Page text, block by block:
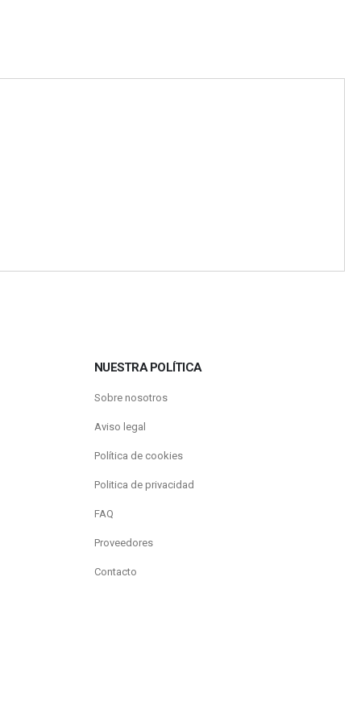
NUESTRA POLÍTICA
Sobre nosotros
Aviso legal
Política de cookies
Politica de privacidad
FAQ
Proveedores
Contacto